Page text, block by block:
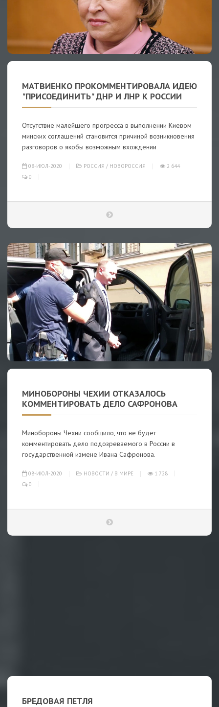
МАТВИЕНКО ПРОКОММЕНТИРОВАЛА ИДЕЮ
"ПРИСОЕДИНИТЬ" ДНР И ЛНР К РОССИИ
Отсутствие малейшего прогресса в выполнении Киевом
минских соглашений становится причиной возникновения
разговоров о якобы возможным вхождении
08-ИЮЛ-2020 РОССИЯ / НОВОРОССИЯ
2 644
0
МИНОБОРОНЫ ЧЕХИИ ОТКАЗАЛОСЬ
КОММЕНТИРОВАТЬ ДЕЛО САФРОНОВА
Минобороны Чехии сообщило, что не будет
комментировать дело подозреваемого в России в
государственной измене Ивана Сафронова.
08-ИЮЛ-2020 НОВОСТИ / В МИРЕ
1 728
0
БРЕДОВАЯ ПЕТЛЯ